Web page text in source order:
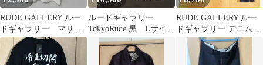
RUDE GALLERY ルー
ドギャラリー マリ
ア 半袖 Tシャツ V
ネック
ルードギャラリー
TokyoRude 黒 Lサイ
ズ 刺繍
RUDE GALLERY ルー
ドギャラリー デニムジ
ャケット